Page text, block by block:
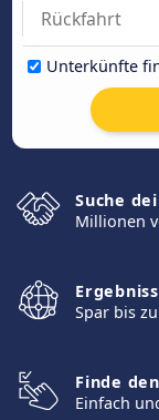
Unterkünfte
Suche
Millionen
Spar bis
Finde
Einfach